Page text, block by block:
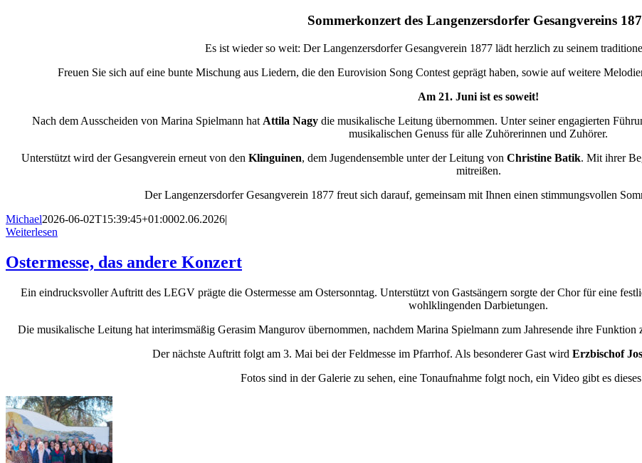
Sommerkonzert des Langenzersdorfer Gesangvereins
Es ist wieder so weit: Der Langenzersdorfer Gesangverein 1877 lädt herzlich zu seinem
Freuen Sie sich auf eine bunte Mischung aus Liedern, die den Eurovision Song Contest geprägt haben, sowie auf weitere
Am 21. Juni ist es soweit!
Nach dem Ausscheiden von Marina Spielmann hat Attila Nagydie musikalische Leitung übernommen. Unter seiner engagierten
musikalischen Genuss für alle Zuhörerinnen und Zuhörer.
Unterstützt wird der Gesangverein erneut von den Klinguinen, dem Jugendensemble unter der Leitung von Christine Batik. Mit ihrer
mitreißen.
Der Langenzersdorfer Gesangverein 1877 freut sich darauf, gemeinsam mit Ihnen einen stimmungsvollen
Michael2026-06-02T15:39:45+01:0002.06.2026|
Weiterlesen
Ostermesse, das andere Konzert
Ein eindrucksvoller Auftritt des LEGV prägte die Ostermesse am Ostersonntag. Unterstützt von Gastsängern sorgte der Chor für eine
wohlklingenden Darbietungen.
Die musikalische Leitung hat interimsmäßig Gerasim Mangurov übernommen, nachdem Marina Spielmann zum Jahresende ihre
Der nächste Auftritt folgt am 3. Mai bei der Feldmesse im Pfarrhof. Als besonderer Gast wird Erzbischof
Fotos sind in der Galerie zu sehen, eine Tonaufnahme folgt noch, ein Video gibt es